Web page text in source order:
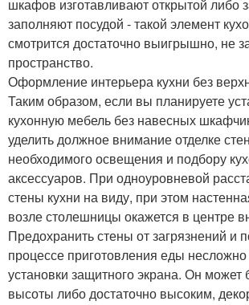
шкафов изготавливают открытой либо
заполняют посудой - такой элемент
смотрится достаточно выигрышно, не
пространство.
Оформление интерьера кухни без
Таким образом, если вы планируете
кухонную мебель без навесных
уделить должное внимание отделке
необходимого освещения и подбору
аксессуаров. При одноуровневой
стены кухни на виду, при этом
возле столешницы окажется в центре
Предохранить стены от загрязнений и
процессе приготовления еды
установки защитного экрана. Он
высоты либо достаточно высоким,